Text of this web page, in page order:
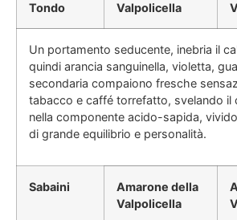
Tondo
Valpolicella
Un portamento seducente, inebria il
quindi arancia sanguinella, violetta,
secondaria compaiono fresche
tabacco e caffé torrefatto, svelando il
nella componente acido-sapida,
di grande equilibrio e personalità.
Sabaini
Amarone della
Valpolicella